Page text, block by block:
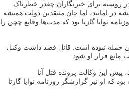
روسیه برای خبرنگاران چقدر خطرناک
در امانند، اما جان منتقدین دولت همیشه
نوایا گازتا بود که مدت‌ها وقایع چچن را
حمله نبوده است. قاتل قصد داشت وکیل
مانع فرار او شود.
پیش این وکالت پرونده قتل آنا
که او نیز گزارشگر روزنامه نوایا گازتا